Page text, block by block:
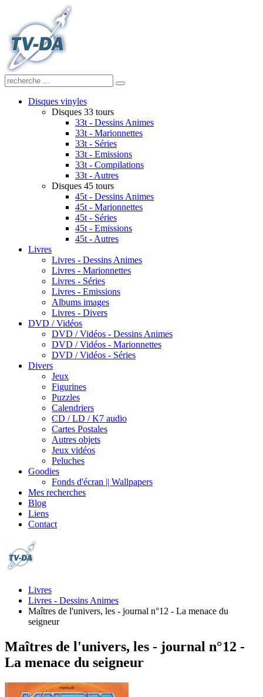
Disques vinyles
Disques 33 tours
33t - Dessins Animes
33t - Marionnettes
33t - Séries
33t - Emissions
33t - Compilations
33t - Autres
Disques 45 tours
45t - Dessins Animes
45t - Marionnettes
45t - Séries
45t - Emissions
45t - Autres
Livres
Livres - Dessins Animes
Livres - Marionnettes
Livres - Séries
Livres - Emissions
Albums images
Livres - Divers
DVD / Vidéos
DVD / Vidéos - Dessins Animes
DVD / Vidéos - Marionnettes
DVD / Vidéos - Séries
Divers
Jeux
Figurines
Puzzles
Calendriers
CD / LD / K7 audio
Cartes Postales
Autres objets
Jeux vidéos
Peluches
Goodies
Fonds d'écran || Wallpapers
Mes recherches
Blog
Liens
Contact
Livres
Livres - Dessins Animes
Maîtres de l'univers, les - journal n°12 - La menace du
seigneur
Maîtres de l'univers, les - journal n°12 -
La menace du seigneur